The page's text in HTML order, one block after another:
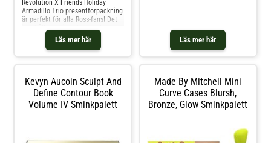
Läs mer här
Revolution X Friends Holiday
Armadillo Trio presentförpackning
är perfekt för alla Ross-fans! Det
flytande bronzer för den perfekta
glöden och ett läppbalsam för
vårdade, mjuka läppar.
Läs mer här
kollektion skabt specifikt til den
Kevyn Aucoin Sculpt And
Define Contour Book
Volume IV Sminkpalett
Made By Mitchell Mini
Curve Cases Blursh,
Bronze, Glow Sminkpalett